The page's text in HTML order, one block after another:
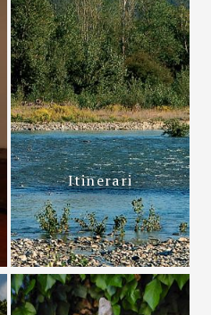
Itinerari